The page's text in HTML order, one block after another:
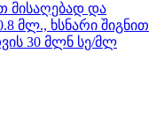
მისაღებად და
მლ., ხსნარი შიგნით
30 მლნ სე/მლ